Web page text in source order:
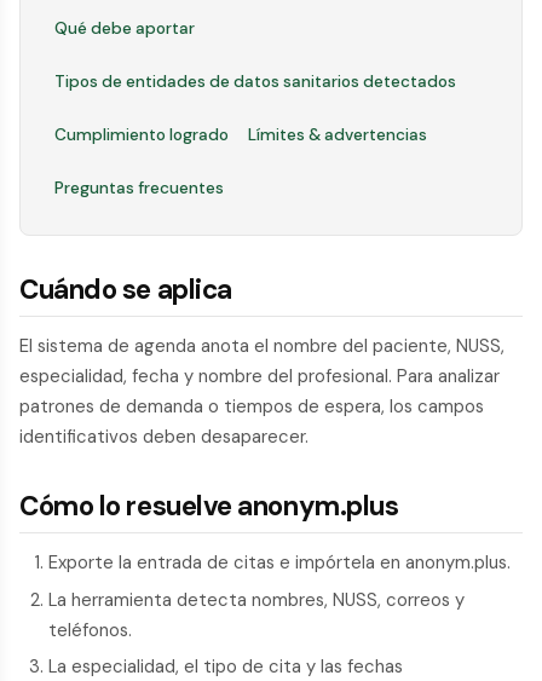
Qué debe aportar
Tipos de entidades de datos sanitarios detectados
Cumplimiento logrado Límites & advertencias
Preguntas frecuentes
Cuándo se aplica
El sistema de agenda anota el nombre del paciente, NUSS,
especialidad, fecha y nombre del profesional. Para analizar
patrones de demanda o tiempos de espera, los campos
identificativos deben desaparecer.
Cómo lo resuelve anonym.plus
Exporte la entrada de citas e impórtela en anonym.plus.
La herramienta detecta nombres, NUSS, correos y
teléfonos.
La especialidad, el tipo de cita y las fechas